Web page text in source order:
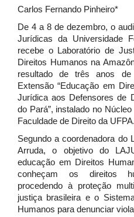
Carlos Fernando Pinheiro*
De 4 a 8 de dezembro, o
Jurídicas da Universidade
recebe o Laboratório de
Direitos Humanos na
resultado de três anos
Extensão “Educação em
Jurídica aos Defensores de
do Pará”, instalado no
Faculdade de Direito da UFPA.
Segundo a coordenadora do
Arruda, o objetivo do
educação em Direitos
conheçam os direitos
procedendo à proteção
justiça brasileira e o
Humanos para denunciar